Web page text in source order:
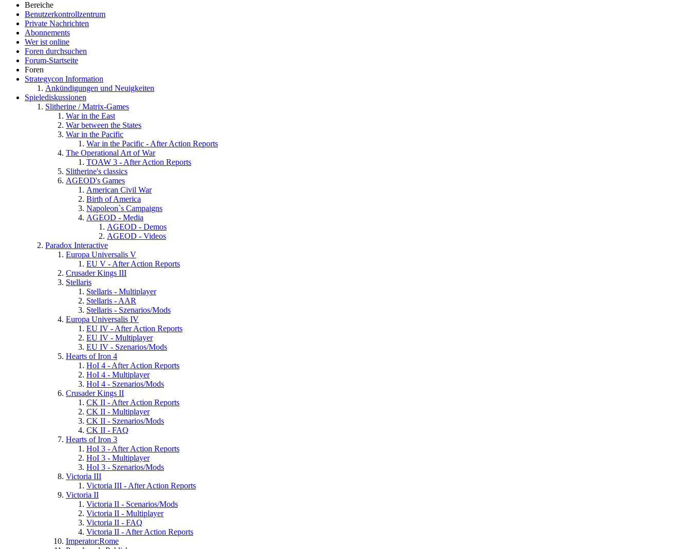
Bereiche
Benutzerkontrollzentrum
Private Nachrichten
Abonnements
Wer ist online
Foren durchsuchen
Forum-Startseite
Foren
Strategycon Information
Ankündigungen und Neuigkeiten
Spielediskussionen
Slitherine / Matrix-Games
War in the East
War between the States
War in the Pacific
War in the Pacific - After Action Reports
The Operational Art of War
TOAW 3 - After Action Reports
Slitherine's classics
AGEOD's Games
American Civil War
Birth of America
Napoleon`s Campaigns
AGEOD - Media
AGEOD - Demos
AGEOD - Videos
Paradox Interactive
Europa Universalis V
EU V - After Action Reports
Crusader Kings III
Stellaris
Stellaris - Multiplayer
Stellaris - AAR
Stellaris - Szenarios/Mods
Europa Universalis IV
EU IV - After Action Reports
EU IV - Multiplayer
EU IV - Szenarios/Mods
Hearts of Iron 4
HoI 4 - After Action Reports
HoI 4 - Multiplayer
HoI 4 - Szenarios/Mods
Crusader Kings II
CK II - After Action Reports
CK II - Multiplayer
CK II - Szenarios/Mods
CK II - FAQ
Hearts of Iron 3
HoI 3 - After Action Reports
HoI 3 - Multiplayer
HoI 3 - Szenarios/Mods
Victoria III
Victoria III - After Action Reports
Victoria II
Victoria II - Scenarios/Mods
Victoria II - Multiplayer
Victoria II - FAQ
Victoria II - After Action Reports
Imperator:Rome